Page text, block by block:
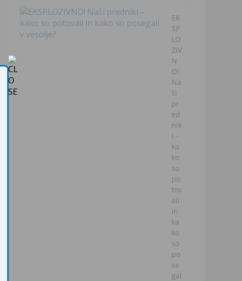
EK
SP
LO
ZIV
N
O!
Na
ši
pr
ed
nik
i –
ka
ko
so
po
tov
ali
in
ka
ko
so
po
se
gal